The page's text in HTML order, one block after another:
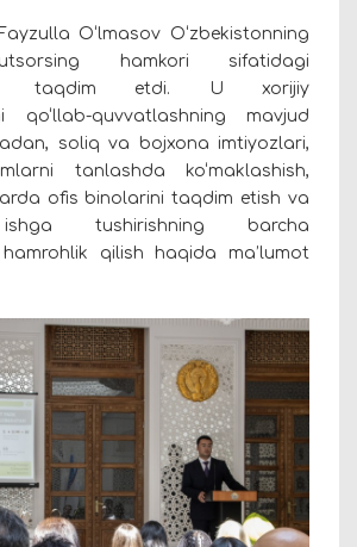
O‘lmasov O‘zbekistonning
hamkori sifatidagi
taqdim etdi. U xorijiy
qo‘llab-quvvatlashning mavjud
soliq va bojxona imtiyozlari,
tanlashda ko‘maklashish,
ofis binolarini taqdim etish va
tushirishning barcha
qilish haqida ma’lumot